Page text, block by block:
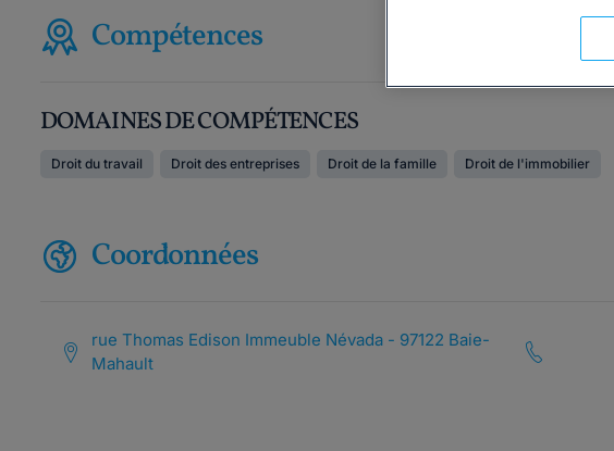
Compétences
DOMAINES DE COMPÉTENCES
Droit du travail Droit des entreprises Droit de la famille Droit de l'immobilier
Coordonnées
rue Thomas Edison Immeuble Névada - 97122 Baie-
Mahault